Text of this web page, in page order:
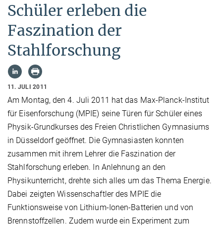
Schüler erleben die
Faszination der
Stahlforschung
11. JULI 2011
Am Montag, den 4. Juli 2011 hat das Max-Planck-Institut
für Eisenforschung (MPIE) seine Türen für Schüler eines
Physik-Grundkurses des Freien Christlichen Gymnasiums
in Düsseldorf geöffnet. Die Gymnasiasten konnten
zusammen mit ihrem Lehrer die Faszination der
Stahlforschung erleben. In Anlehnung an den
Physikunterricht, drehte sich alles um das Thema Energie.
Dabei zeigten Wissenschaftler des MPIE die
Funktionsweise von Lithium-Ionen-Batterien und von
Brennstoffzellen. Zudem wurde ein Experiment zum